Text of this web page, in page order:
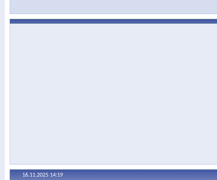
16.11.2025 14:19